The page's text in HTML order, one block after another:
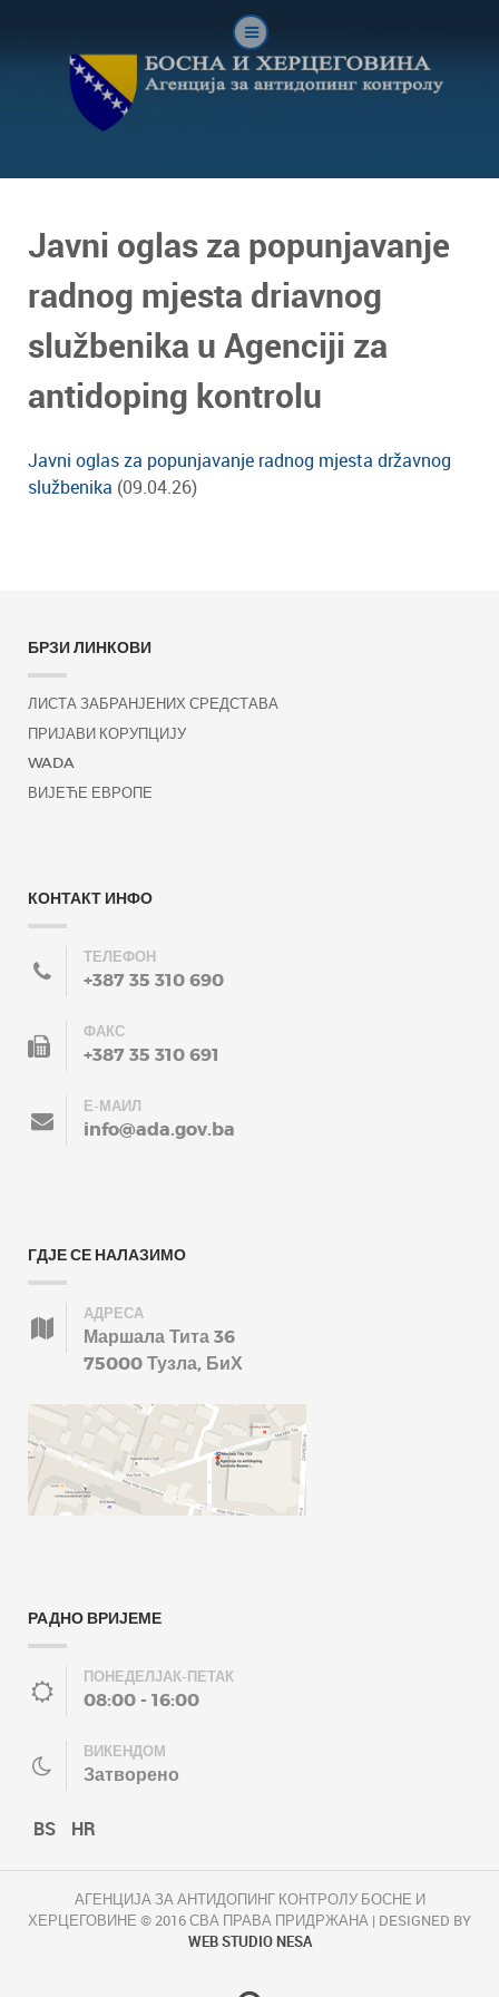
Javni oglas za popunjavanje
radnog mjesta driavnog
službenika u Agenciji za
antidoping kontrolu
Javni oglas za popunjavanje radnog mjesta državnog
službenika (09.04.26)
БРЗИ ЛИНКОВИ
ЛИСТА ЗАБРАНЈЕНИХ СРЕДСТАВА
ПРИЈАВИ КОРУПЦИЈУ
WADA
ВИЈЕЋЕ ЕВРОПЕ
КОНТАКТ ИНФО
ТЕЛЕФОН
+387 35 310 690
ФАКС
+387 35 310 691
Е-МАИЛ
info@ada.gov.ba
ГДЈЕ СЕ НАЛАЗИМО
АДРЕСА
Маршала Тита 36
75000 Тузла, БиХ
РАДНО ВРИЈЕМЕ
ПОНЕДЕЛЈАК-ПЕТАК
08:00 - 16:00
ВИКЕНДОМ
Затворено
BS HR
АГЕНЦИЈА ЗА АНТИДОПИНГ КОНТРОЛУ БОСНЕ И
ХЕРЦЕГОВИНЕ © 2016 СВА ПРАВА ПРИДРЖАНА | DESIGNED BY
WEB STUDIO NESA